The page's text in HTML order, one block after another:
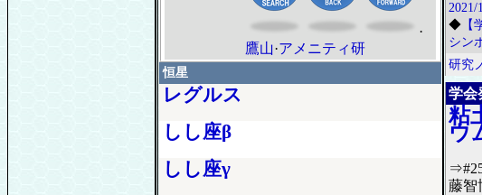
·
鷹山·アメニティ研
恒星
レグルス
しし座β
しし座γ
2021/
◆
シン
研究
学会
粘
ウ
藤智